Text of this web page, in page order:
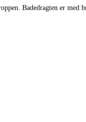
Badedragten er med